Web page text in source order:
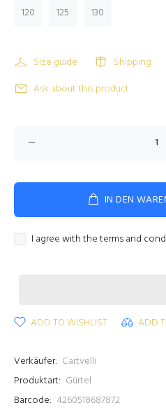
120 125 130
Size guide
Shipping
Ask about this product
IN DEN
I agree with the terms and
ADD TO WISHLIST ADD
Verkäufer: Cartvelli
Produktart: Gürtel
Barcode: 4260518687872